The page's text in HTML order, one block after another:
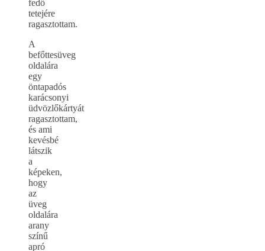
fedő
tetejére
ragasztottam.
A
befőttesüveg
oldalára
egy
öntapadós
karácsonyi
üdvözlőkártyát
ragasztottam,
és ami
kevésbé
látszik
a
képeken,
hogy
az
üveg
oldalára
arany
színű
apró